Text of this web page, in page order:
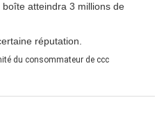
atteindra 3 millions de
réputation.
du consommateur de ccc